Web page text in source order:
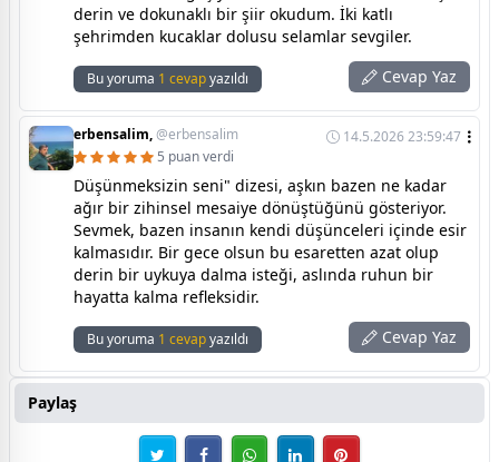
derin ve dokunaklı bir şiir okudum. İki katlı
şehrimden kucaklar dolusu selamlar sevgiler.
Bu yoruma 1 cevapyazıldı Cevap Yaz
erbensalim,@erbensalim
14.5.2026 23:59:47
5 puan verdi
Düşünmeksizin seni" dizesi, aşkın bazen ne kadar
ağır bir zihinsel mesaiye dönüştüğünü gösteriyor.
Sevmek, bazen insanın kendi düşünceleri içinde esir
kalmasıdır. Bir gece olsun bu esaretten azat olup
derin bir uykuya dalma isteği, aslında ruhun bir
hayatta kalma refleksidir.
Bu yoruma 1 cevapyazıldı Cevap Yaz
Paylaş